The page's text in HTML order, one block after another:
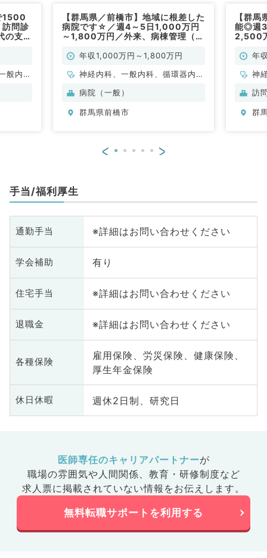
1500
問診
の支給
般内
【群馬県／前橋市】地域に根差した
病院です☆／週4～5日1,000万円
～1,800万円／外来、病棟管理（内
年収1,000万円～1,800万円
神経内科、一般内科、循環器内
科、呼吸器内科、消化器内科、内
内科、血液内科、膠原病科
病院（一般）
群馬県前橋市
【群
能◎週
2,500
勤）年
神
科
内
訪
群
< >
手当/福利厚生
通勤手当 ※詳細はお問い合わせください
学会補助 有り
住宅手当 ※詳細はお問い合わせください
退職金 ※詳細はお問い合わせください
各種保険
雇用保険、労災保険、健康保険、
厚生年金保険
休日休暇 週休2日制、研究日
医師専任のキャリアパートナーが
職場の雰囲気や人間関係、 教育・研修制度など
求人票に掲載されていない情報をお伝えします。
無料転職サポートを利用する